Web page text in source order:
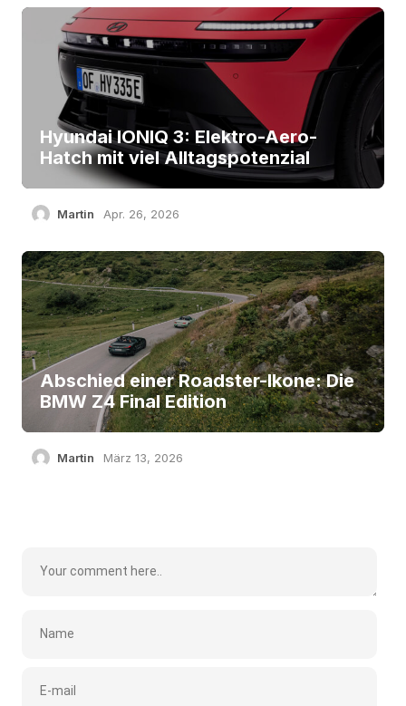
Hyundai IONIQ 3: Elektro-Aero-
Hatch mit viel Alltagspotenzial
Martin Apr. 26, 2026
Abschied einer Roadster-Ikone: Die
BMW Z4 Final Edition
Martin März 13, 2026